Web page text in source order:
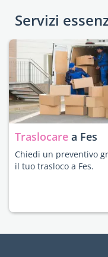
Servizi
Traslocare a Fes
Chiedi un preventivo
il tuo trasloco a Fes.